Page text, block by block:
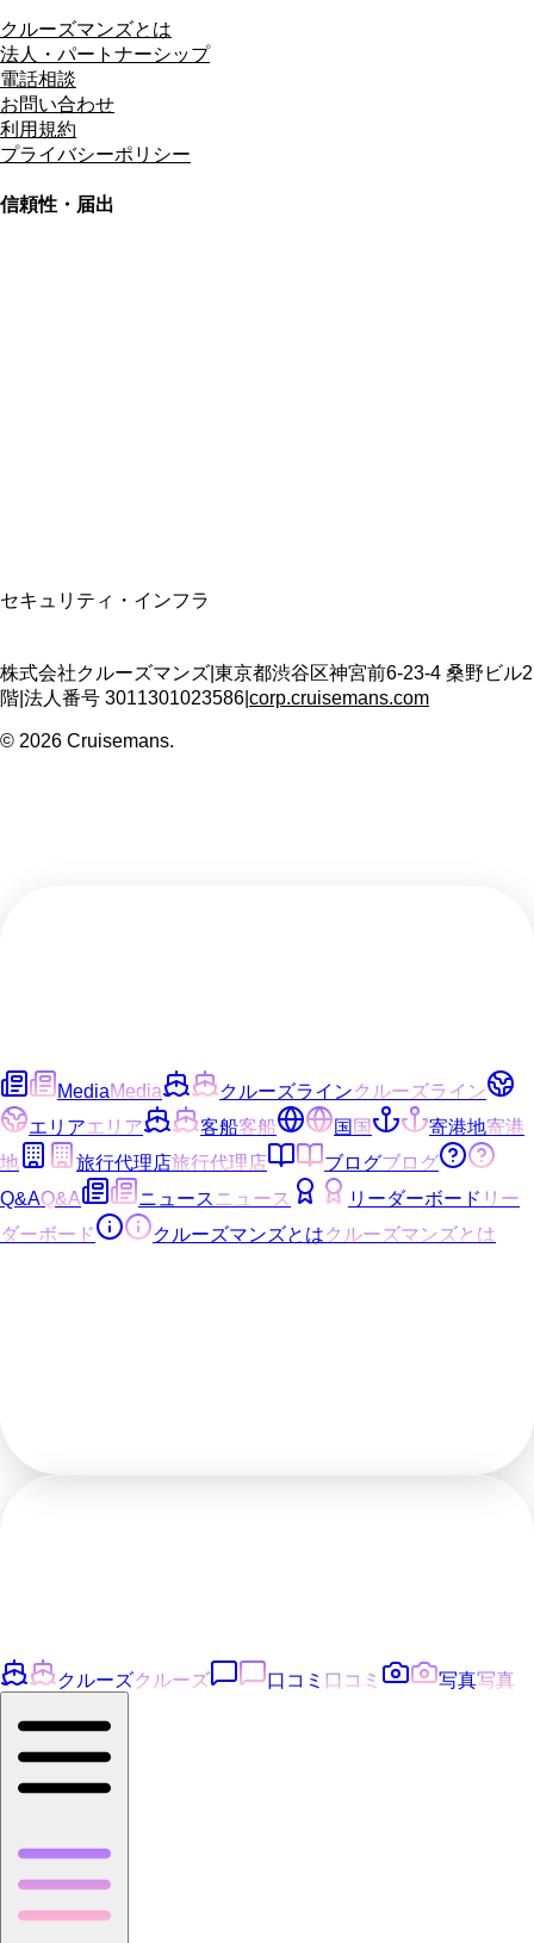
クルーズマンズとは
法人・パートナーシップ
電話相談
お問い合わせ
利用規約
プライバシーポリシー
信頼性・届出
セキュリティ・インフラ
株式会社クルーズマンズ 東京都渋谷区神宮前6-23-4 桑野ビル2
階 法人番号 3011301023586 corp.cruisemans.com
© 2026 Cruisemans.
MediaMedia クルーズラインクルーズライン
エリアエリア 客船客船 国国 寄港地寄港
地
旅行代理店旅行代理店 ブログブログ
Q&AQ&A ニュース ニュース リーダーボード リー
ダーボード
クルーズマンズとはクルーズマンズとは
クルーズクルーズ 口コミ 口コミ 写真写真